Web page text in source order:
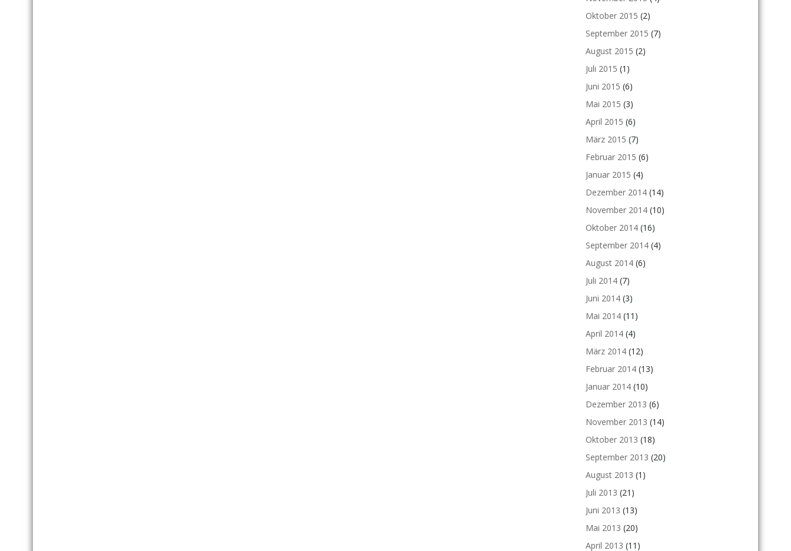
Oktober 2015 (2)
September 2015 (7)
August 2015 (2)
Juli 2015 (1)
Juni 2015 (6)
Mai 2015 (3)
April 2015 (6)
März 2015 (7)
Februar 2015 (6)
Januar 2015 (4)
Dezember 2014 (14)
November 2014 (10)
Oktober 2014 (16)
September 2014 (4)
August 2014 (6)
Juli 2014 (7)
Juni 2014 (3)
Mai 2014 (11)
April 2014 (4)
März 2014 (12)
Februar 2014 (13)
Januar 2014 (10)
Dezember 2013 (6)
November 2013 (14)
Oktober 2013 (18)
September 2013 (20)
August 2013 (1)
Juli 2013 (21)
Juni 2013 (13)
Mai 2013 (20)
April 2013 (11)